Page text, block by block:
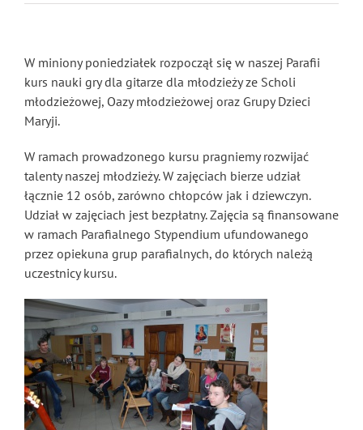
W miniony poniedziałek rozpoczął się w naszej Parafii
kurs nauki gry dla gitarze dla młodzieży ze Scholi
młodzieżowej, Oazy młodzieżowej oraz Grupy Dzieci
Maryji.
W ramach prowadzonego kursu pragniemy rozwijać
talenty naszej młodzieży. W zajęciach bierze udział
łącznie 12 osób, zarówno chłopców jak i dziewczyn.
Udział w zajęciach jest bezpłatny. Zajęcia są finansowane
w ramach Parafialnego Stypendium ufundowanego
przez opiekuna grup parafialnych, do których należą
uczestnicy kursu.